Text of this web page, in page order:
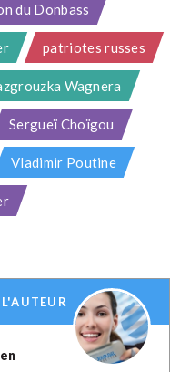
du Donbass
patriotes russes
Wagnera
Sergueï Choïgou
Vladimir Poutine